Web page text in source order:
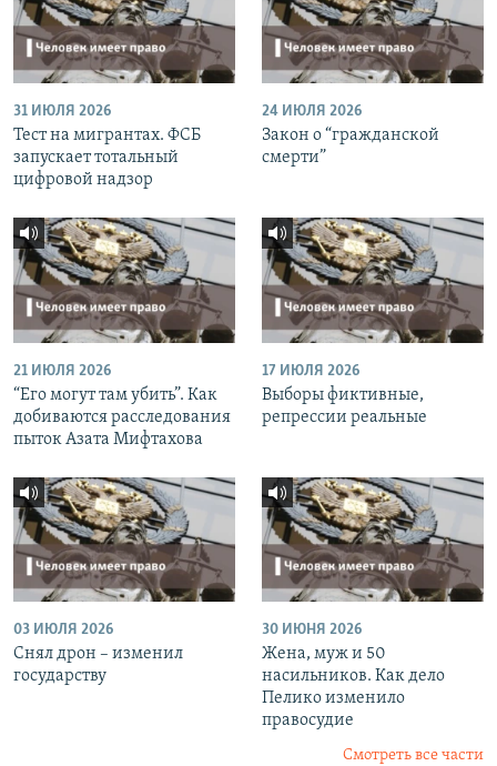
31 ИЮЛЯ 2026
Тест на мигрантах. ФСБ
запускает тотальный
цифровой надзор
24 ИЮЛЯ 2026
Закон о “гражданской
смерти”
21 ИЮЛЯ 2026
“Его могут там убить”. Как
добиваются расследования
пыток Азата Мифтахова
17 ИЮЛЯ 2026
Выборы фиктивные,
репрессии реальные
03 ИЮЛЯ 2026
Снял дрон – изменил
государству
30 ИЮНЯ 2026
Жена, муж и 50
насильников. Как дело
Пелико изменило
правосудие
Смотреть все части